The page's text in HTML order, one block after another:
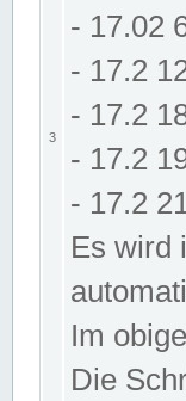
3
- 17.02
- 17.2
- 17.2
- 17.2
- 17.2
Es wird
Im
Die